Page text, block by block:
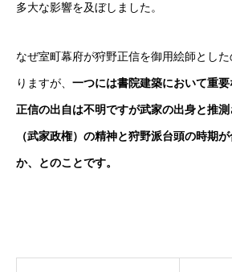
多大な影響を及ぼしました。
なぜ室町幕府が狩野正信を御用絵師とし
りますが、 一つには書院建築において重
正信の出自は不明ですが武家の出身と推
（武家政権）の精神と狩野派台頭の時期
か、とのことです。